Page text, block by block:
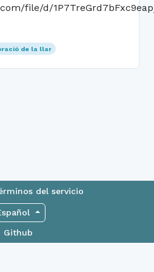
file/d/
de la llar
del servicio
Github